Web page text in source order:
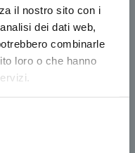
il nostro sito con i
dei dati web,
combinarle
loro o che hanno